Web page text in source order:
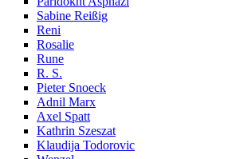
Sabine Reißig
Reni
Rosalie
Rune
R. S.
Pieter Snoeck
Adnil Marx
Axel Spatt
Kathrin Szeszat
Klaudija Todorovic